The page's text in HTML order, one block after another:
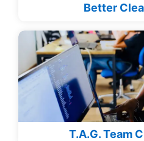
Better
T.A.G. Team